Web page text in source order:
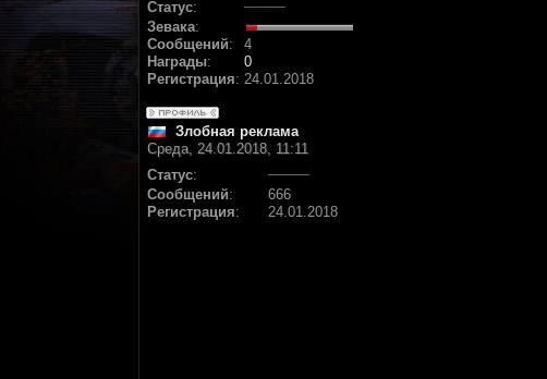
Статус:
Зевака:
Сообщений:
4
Награды:
0
Регистрация: 24.01.2018
Злобная реклама
Среда, 24.01.2018, 11:11
Статус:
Сообщений:
666
Регистрация: 24.01.2018